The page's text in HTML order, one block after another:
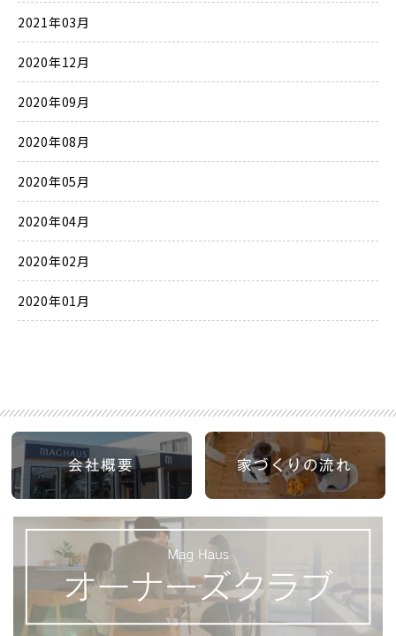
2021年03月
2020年12月
2020年09月
2020年08月
2020年05月
2020年04月
2020年02月
2020年01月
会社概要 家づくりの流れ